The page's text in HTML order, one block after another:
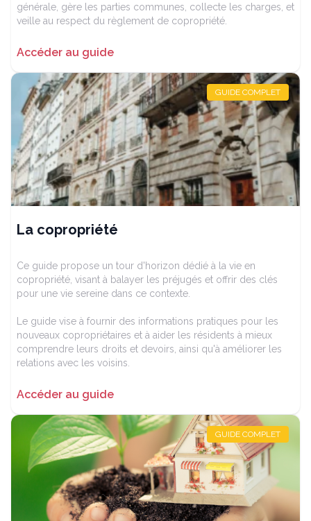
générale, gère les parties communes, collecte les charges, et
veille au respect du règlement de copropriété.
Accéder au guide
GUIDE COMPLET
La copropriété
Ce guide propose un tour d'horizon dédié à la vie en
copropriété, visant à balayer les préjugés et offrir des clés
pour une vie sereine dans ce contexte.
Le guide vise à fournir des informations pratiques pour les
nouveaux copropriétaires et à aider les résidents à mieux
comprendre leurs droits et devoirs, ainsi qu'à améliorer les
relations avec les voisins.
Accéder au guide
GUIDE COMPLET